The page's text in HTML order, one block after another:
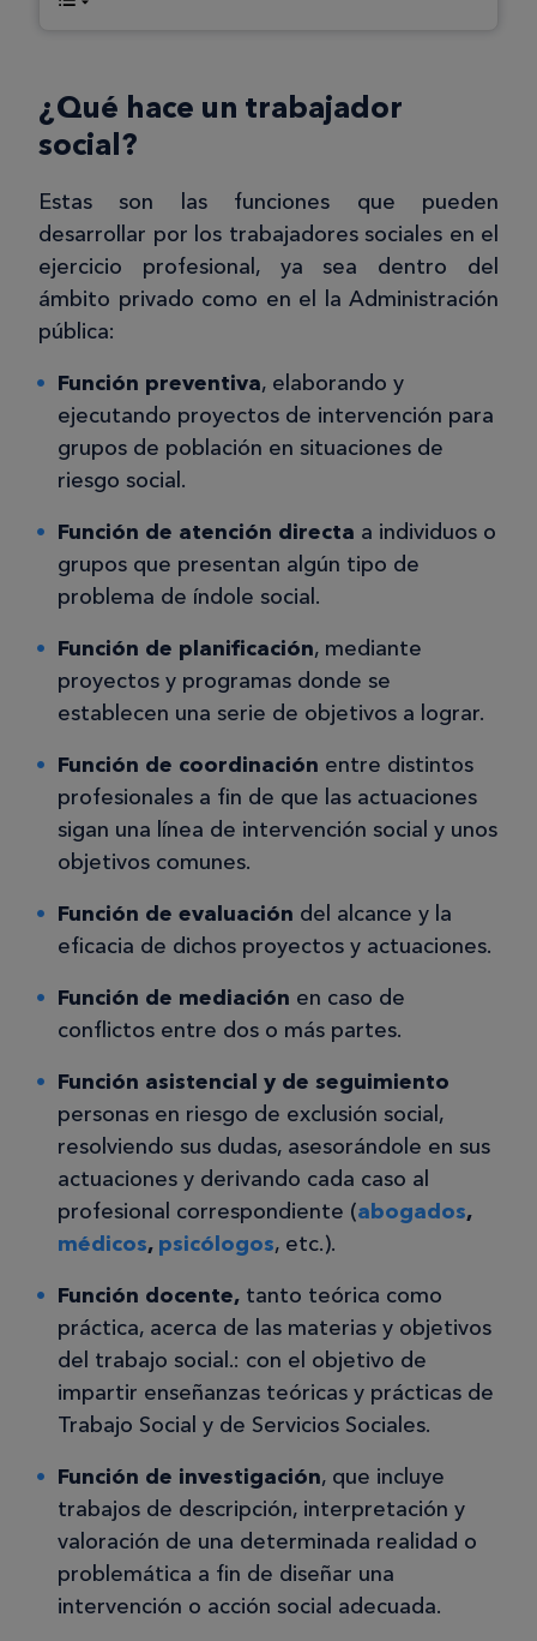
¿Qué hace un trabajador
social?
Estas son las funciones que pueden
desarrollar por los trabajadores sociales en el
ejercicio profesional, ya sea dentro del
ámbito privado como en el la Administración
pública:
Función preventiva, elaborando y
ejecutando proyectos de intervención para
grupos de población en situaciones de
riesgo social.
Función de atención directa a individuos o
grupos que presentan algún tipo de
problema de índole social.
Función de planificación, mediante
proyectos y programas donde se
establecen una serie de objetivos a lograr.
Función de coordinación entre distintos
profesionales a fin de que las actuaciones
sigan una línea de intervención social y unos
objetivos comunes.
Función de evaluación del alcance y la
eficacia de dichos proyectos y actuaciones.
Función de mediación en caso de
conflictos entre dos o más partes.
Función asistencial y de seguimiento
personas en riesgo de exclusión social,
resolviendo sus dudas, asesorándole en sus
actuaciones y derivando cada caso al
profesional correspondiente (abogados,
médicos, psicólogos, etc.).
Función docente, tanto teórica como
práctica, acerca de las materias y objetivos
del trabajo social.: con el objetivo de
impartir enseñanzas teóricas y prácticas de
Trabajo Social y de Servicios Sociales.
Función de investigación, que incluye
trabajos de descripción, interpretación y
valoración de una determinada realidad o
problemática a fin de diseñar una
intervención o acción social adecuada.